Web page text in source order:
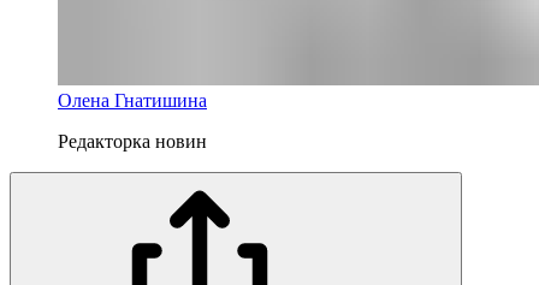
Олена Гнатишина
Редакторка новин